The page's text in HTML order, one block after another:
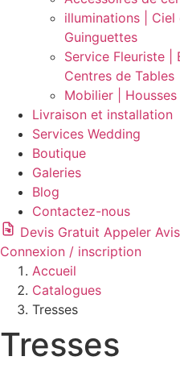
illuminations |
Guinguettes
Service Fleuriste |
Centres de Tables
Mobilier | Housses
Livraison et installation
Services Wedding
Boutique
Galeries
Blog
Contactez-nous
Devis Gratuit Appeler
Connexion / inscription
Accueil
Catalogues
Tresses
Tresses